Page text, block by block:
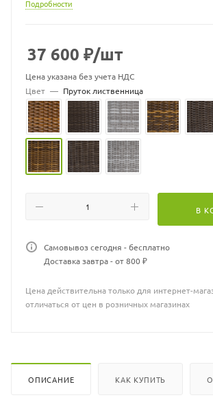
прямоугольных обеденных столов с плетеным
- 70*70*76 см
- 100*100*77 см
- 140*140*77 см
Столы Милан доступны в разных цветовых
Подробности
37 600 ₽/шт
Цена указана без учета НДС
Цвет — Пруток лиственница
В
Самовывоз сегодня - бесплатно
Доставка завтра - от 800 ₽
Цена действительна только для интернет-
отличаться от цен в розничных магазинах
ОПИСАНИЕ КАК КУПИТЬ